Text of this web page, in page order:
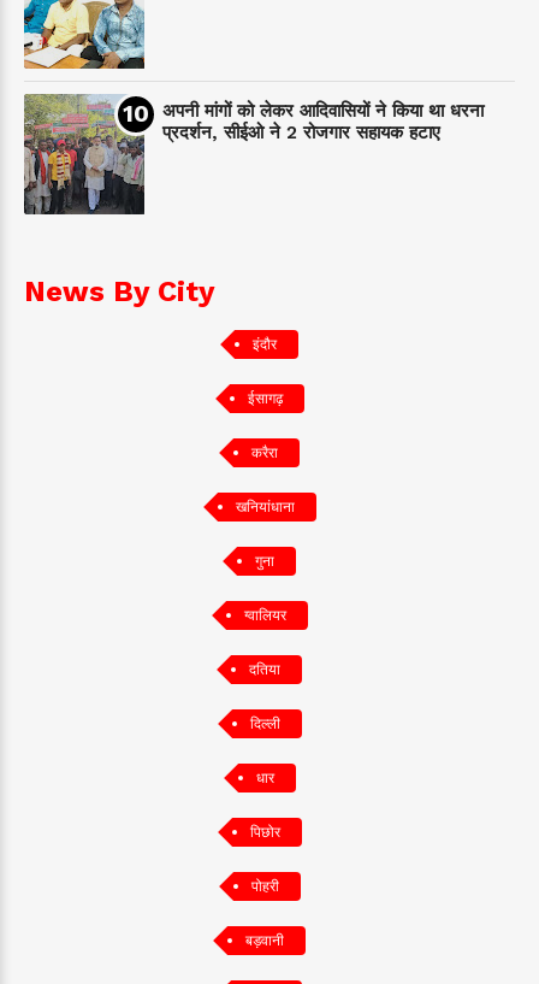
अपनी मांगों को लेकर आदिवासियों ने किया था धरना
प्रदर्शन, सीईओ ने 2 रोजगार सहायक हटाए
News By City
इंदौर
ईसागढ़
करैरा
खनियांधाना
गुना
ग्वालियर
दतिया
दिल्ली
धार
पिछोर
पोहरी
बड़वानी